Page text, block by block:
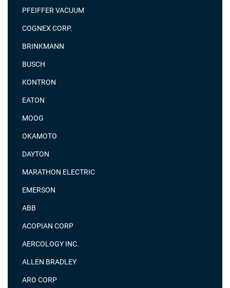
PFEIFFER VACUUM
COGNEX CORP.
BRINKMANN
BUSCH
KONTRON
EATON
MOOG
OKAMOTO
DAYTON
MARATHON ELECTRIC
EMERSON
ABB
ACOPIAN CORP
AERCOLOGY INC.
ALLEN BRADLEY
ARO CORP